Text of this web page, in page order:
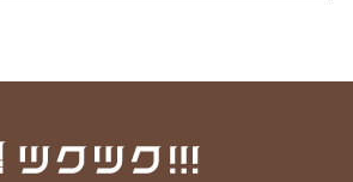
】ホワイトデーおやつのご予約は【本日
ホワイトデーおやつ、ご予約スタート!!